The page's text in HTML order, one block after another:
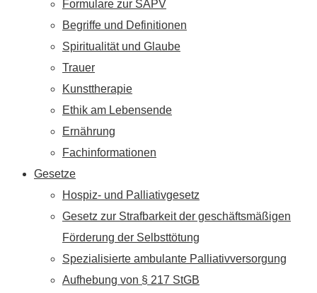
Formulare zur SAPV
Begriffe und Definitionen
Spiritualität und Glaube
Trauer
Kunsttherapie
Ethik am Lebensende
Ernährung
Fachinformationen
Gesetze
Hospiz- und Palliativgesetz
Gesetz zur Strafbarkeit der geschäftsmäßigen
Förderung der Selbsttötung
Spezialisierte ambulante Palliativversorgung
Aufhebung von § 217 StGB